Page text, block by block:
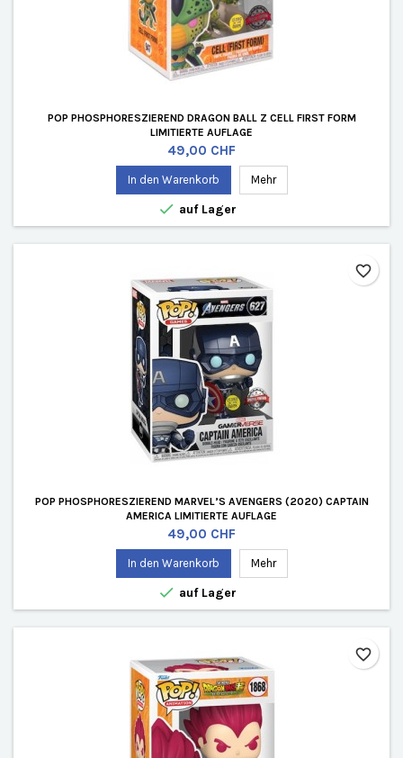
POP PHOSPHORESZIEREND DRAGON BALL Z CELL FIRST FORM
LIMITIERTE AUFLAGE
Preis
49,00 CHF
In den Warenkorb Mehr
 auf Lager
POP PHOSPHORESZIEREND MARVEL’S AVENGERS (2020) CAPTAIN
AMERICA LIMITIERTE AUFLAGE
Preis
49,00 CHF
In den Warenkorb Mehr
 auf Lager
favorite_border
favorite_border